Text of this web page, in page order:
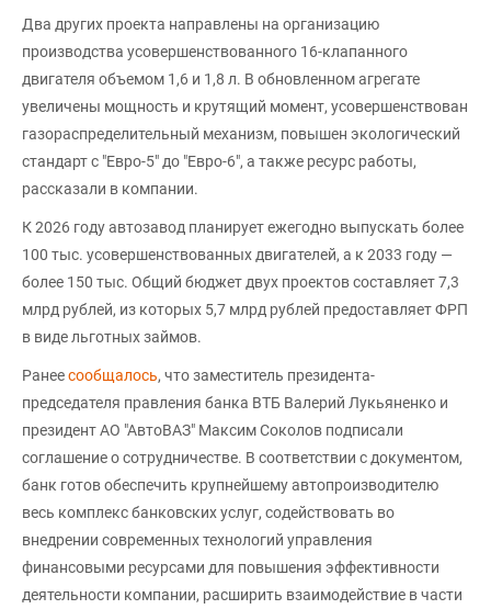
Два других проекта направлены на организацию
производства усовершенствованного 16-клапанного
двигателя объемом 1,6 и 1,8 л. В обновленном агрегате
увеличены мощность и крутящий момент, усовершенствован
газораспределительный механизм, повышен экологический
стандарт с "Евро-5" до "Евро-6", а также ресурс работы,
рассказали в компании.
К 2026 году автозавод планирует ежегодно выпускать более
100 тыс. усовершенствованных двигателей, а к 2033 году —
более 150 тыс. Общий бюджет двух проектов составляет 7,3
млрд рублей, из которых 5,7 млрд рублей предоставляет ФРП
в виде льготных займов.
Ранеесообщалось, что заместитель президента-
председателя правления банка ВТБ Валерий Лукьяненко и
президент АО "АвтоВАЗ" Максим Соколов подписали
соглашение о сотрудничестве. В соответствии с документом,
банк готов обеспечить крупнейшему автопроизводителю
весь комплекс банковских услуг, содействовать во
внедрении современных технологий управления
финансовыми ресурсами для повышения эффективности
деятельности компании, расширить взаимодействие в части